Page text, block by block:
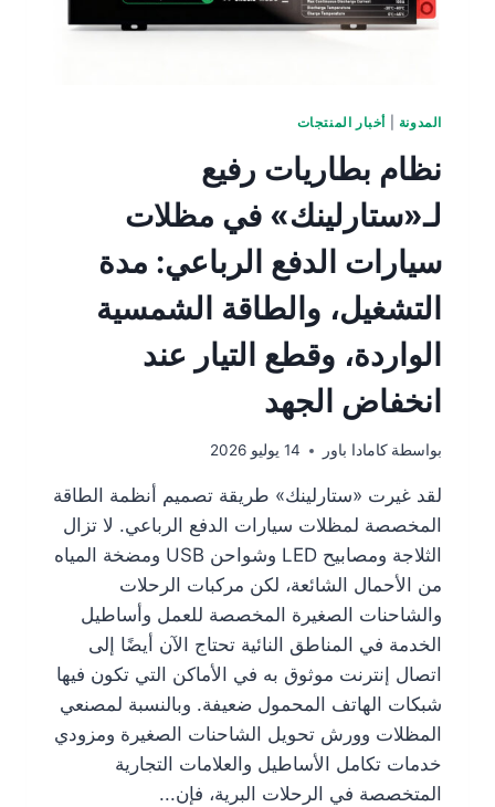
المدونة أخبار المنتجات
نظام بطاريات رفيع
لـ«ستارلينك» في مظلات
سيارات الدفع الرباعي: مدة
التشغيل، والطاقة الشمسية
الواردة، وقطع التيار عند
انخفاض الجهد
بواسطة كامادا باور 14 يوليو 2026
لقد غيرت «ستارلينك» طريقة تصميم أنظمة الطاقة
المخصصة لمظلات سيارات الدفع الرباعي. لا تزال
الثلاجة ومصابيح LED وشواحن USB ومضخة المياه
من الأحمال الشائعة، لكن مركبات الرحلات
والشاحنات الصغيرة المخصصة للعمل وأساطيل
الخدمة في المناطق النائية تحتاج الآن أيضًا إلى
اتصال إنترنت موثوق به في الأماكن التي تكون فيها
شبكات الهاتف المحمول ضعيفة. وبالنسبة لمصنعي
المظلات وورش تحويل الشاحنات الصغيرة ومزودي
خدمات تكامل الأساطيل والعلامات التجارية
المتخصصة في الرحلات البرية، فإن...